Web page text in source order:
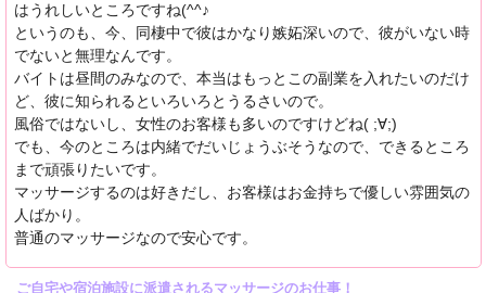
はうれしいところですね(^^♪
というのも、今、同棲中で彼はかなり嫉妬深いので、彼がいない時
でないと無理なんです。
バイトは昼間のみなので、本当はもっとこの副業を入れたいのだけ
ど、彼に知られるといろいろとうるさいので。
風俗ではないし、女性のお客様も多いのですけどね( ;∀;)
でも、今のところは内緒でだいじょうぶそうなので、できるところ
まで頑張りたいです。
マッサージするのは好きだし、お客様はお金持ちで優しい雰囲気の
人ばかり。
普通のマッサージなので安心です。
ご自宅や宿泊施設に派遣されるマッサージのお仕事！